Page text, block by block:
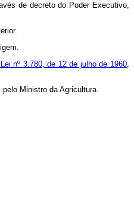
de decreto do Poder Executivo,
nº 3.780, de 12 de julho de 1960,
Ministro da Agricultura.